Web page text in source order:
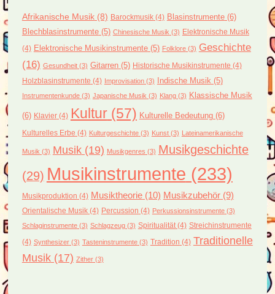
Afrikanische Musik(8) Barockmusik(4) Blasinstrumente(6)
Blechblasinstrumente(5) Chinesische Musik (3) Elektronische Musik
(4) Elektronische Musikinstrumente(5) Folklore(3) Geschichte
(16) Gesundheit(3) Gitarren(5) Historische Musikinstrumente (4)
Holzblasinstrumente (4) Improvisation(3) Indische Musik (5)
Instrumentenkunde(3) Japanische Musik (3) Klang(3) Klassische Musik
(6) Klavier(4) Kultur(57) Kulturelle Bedeutung(6)
Kulturelles Erbe (4) Kulturgeschichte(3) Kunst(3) Lateinamerikanische
Musik (3) Musik(19) Musikgenres (3) Musikgeschichte
(29) Musikinstrumente (233)
Musikproduktion (4) Musiktheorie(10) Musikzubehör(9)
Orientalische Musik(4) Percussion (4) Perkussionsinstrumente(3)
Schlaginstrumente(3) Schlagzeug(3) Spiritualität(4) Streichinstrumente
(4) Synthesizer(3) Tasteninstrumente(3) Tradition (4) Traditionelle
Musik(17) Zither(3)